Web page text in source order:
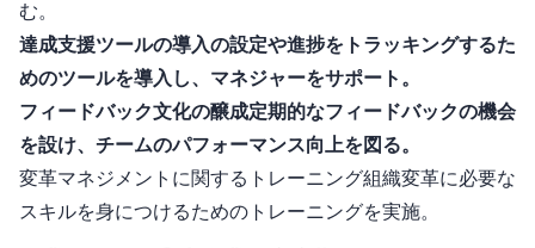
む。
KPI達成支援ツールの導入: KPIの設定や進捗をトラッキングするた
めのツールを導入し、マネジャーをサポート。
フィードバック文化の醸成: 定期的なフィードバックの機会
を設け、チームのパフォーマンス向上を図る。
変革マネジメントに関するトレーニング: 組織変革に必要な
スキルを身につけるためのトレーニングを実施。